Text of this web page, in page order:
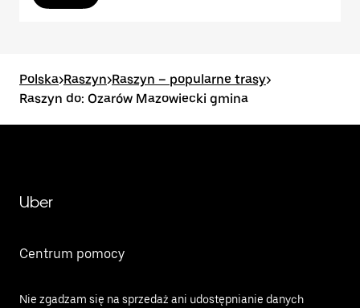
Polska>Raszyn>Raszyn – popularne trasy>
Raszyn do: Ozarów Mazowiecki gmina
Uber
Centrum pomocy
Nie zgadzam się na sprzedaż ani udostępnianie danych